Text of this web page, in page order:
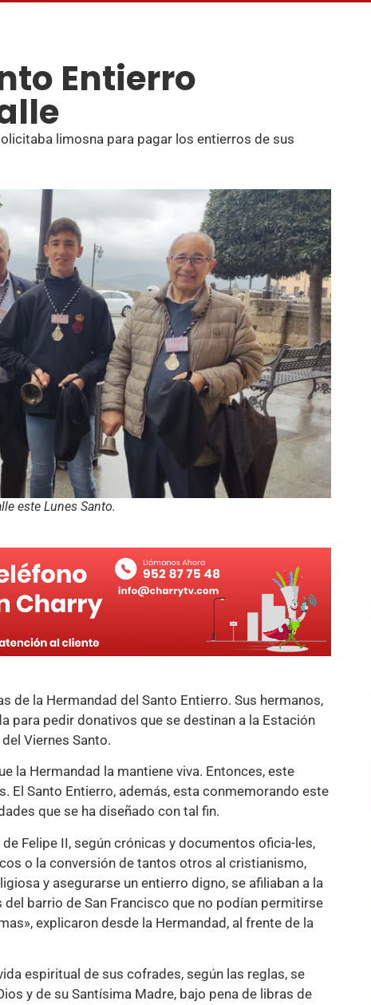
Entierro
limosna para pagar los entierros de sus
este Lunes Santo.
de la Hermandad del Santo Entierro. Sus hermanos,
para pedir donativos que se destinan a la Estación
Viernes Santo.
la Hermandad la mantiene viva. Entonces, este
El Santo Entierro, además, esta conmemorando este
que se ha diseñado con tal fin.
Felipe II, según crónicas y documentos oficia-les,
o la conversión de tantos otros al cristianismo,
y asegurarse un entierro digno, se afiliaban a la
barrio de San Francisco que no podían permitirse
explicaron desde la Hermandad, al frente de la
espiritual de sus cofrades, según las reglas, se
y de su Santísima Madre, bajo pena de libras de